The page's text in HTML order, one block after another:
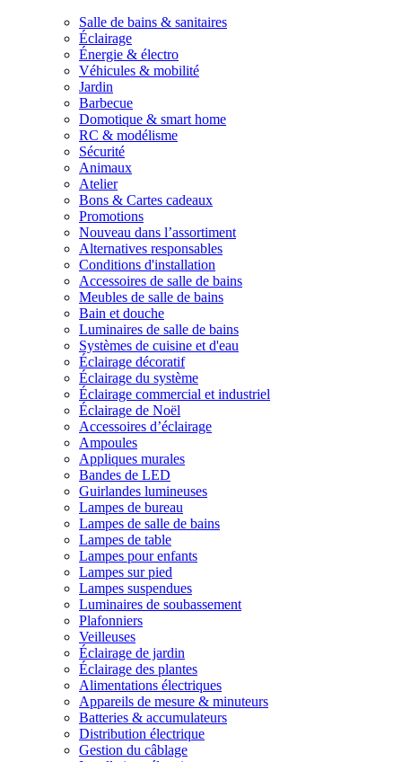
Salle de bains & sanitaires
Éclairage
Énergie & électro
Véhicules & mobilité
Jardin
Barbecue
Domotique & smart home
RC & modélisme
Sécurité
Animaux
Atelier
Bons & Cartes cadeaux
Promotions
Nouveau dans l’assortiment
Alternatives responsables
Conditions d'installation
Accessoires de salle de bains
Meubles de salle de bains
Bain et douche
Luminaires de salle de bains
Systèmes de cuisine et d'eau
Éclairage décoratif
Éclairage du système
Éclairage commercial et industriel
Éclairage de Noël
Accessoires d’éclairage
Ampoules
Appliques murales
Bandes de LED
Guirlandes lumineuses
Lampes de bureau
Lampes de salle de bains
Lampes de table
Lampes pour enfants
Lampes sur pied
Lampes suspendues
Luminaires de soubassement
Plafonniers
Veilleuses
Éclairage de jardin
Éclairage des plantes
Alimentations électriques
Appareils de mesure & minuteurs
Batteries & accumulateurs
Distribution électrique
Gestion du câblage